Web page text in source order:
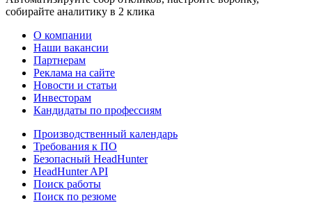
собирайте аналитику в 2 клика
О компании
Наши вакансии
Партнерам
Реклама на сайте
Новости и статьи
Инвесторам
Кандидаты по профессиям
Производственный календарь
Требования к ПО
Безопасный HeadHunter
HeadHunter API
Поиск работы
Поиск по резюме